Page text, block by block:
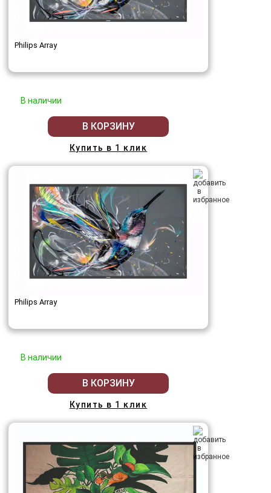
Philips Array
В наличии
В КОРЗИНУ
Купить в 1 клик
Philips Array
В наличии
В КОРЗИНУ
Купить в 1 клик